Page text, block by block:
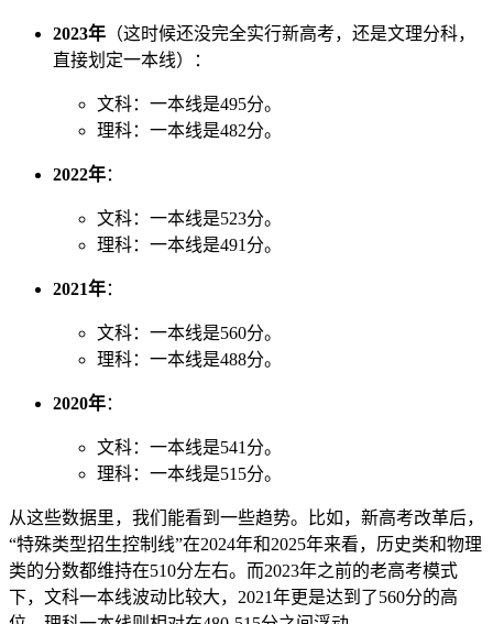
2023年 （这时候还没完全实行新高考，还是文理分科，
直接划定一本线）：
文科：一本线是495分。
理科：一本线是482分。
2022年：
文科：一本线是523分。
理科：一本线是491分。
2021年：
文科：一本线是560分。
理科：一本线是488分。
2020年：
文科：一本线是541分。
理科：一本线是515分。
从这些数据里，我们能看到一些趋势。比如，新高考改革后，
“特殊类型招生控制线”在2024年和2025年来看，历史类和物理
类的分数都维持在510分左右。而2023年之前的老高考模式
下，文科一本线波动比较大，2021年更是达到了560分的高